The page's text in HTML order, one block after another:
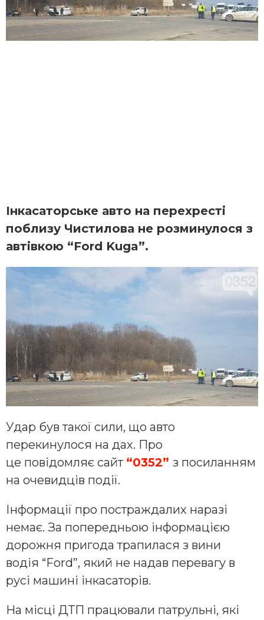
Інкасаторське авто на перехресті
поблизу Чистилова не розминулося з
автівкою “Ford Kuga”.
Удар був такої сили, що авто
перекинулося на дах. Про
це повідомляє сайт “0352” з посиланням
на очевидців події.
Інформації про постраждалих наразі
немає. За попередньою інформацією
дорожня пригода трапилася з вини
водія “Ford”, який не надав перевагу в
русі машині інкасаторів.
На місці ДТП працювали патрульні, які